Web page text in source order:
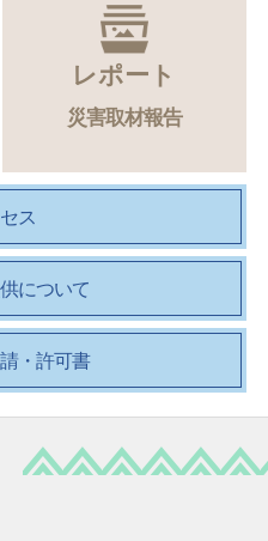
レポート
災害取材報告
ス
について
・許可書